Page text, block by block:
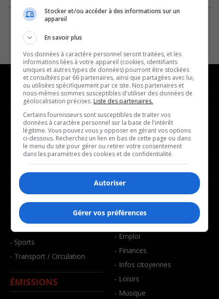
NOUVELLES
- Affaires municipales
- Communauté / Social
- Culture
- Économie
- Éducation
- Environnement
- Faits divers
- Santé et bien-être
- Sports
- Transport / Circulation
ÉMISSIONS
MUSIQUE
- Décompte franco
- Joué récemment
BALADOS
- Affaires
- Art de vivre
- Bien-être
- Emploi
- Finances
- Infos citoyennes
- Loisirs
- Musique
Stocker et/ou accéder à des informations sur un
appareil
En savoir plus
Vos données à caractère personnel seront traitées, et les
informations liées à votre appareil (cookies, identifiants
uniques et autres types de données) pourront être stockées
et consultées par 66 partenaires, ainsi que partagées avec lui,
ou utilisées spécifiquement par ce site. Nos partenaires et
nous-mêmes sommes susceptibles d'utiliser des données de
géolocalisation précises. Liste des partenaires.
Certains fournisseurs sont susceptibles de traiter vos
données à caractère personnel sur la base de l'intérêt
légitime. Vous pouvez vous y opposer en gérant vos options
ci-dessous. Recherchez un lien en bas de cette page ou dans
le menu du site pour gérer ou retirer votre consentement
dans les paramètres des cookies et de confidentialité.
Autoriser
Gérer vos préférences